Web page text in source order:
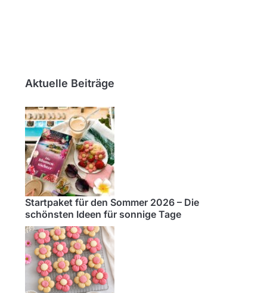
Aktuelle Beiträge
Startpaket für den Sommer 2026 – Die
schönsten Ideen für sonnige Tage